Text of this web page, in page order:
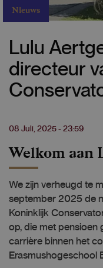
Nieuws
Lulu
directeur
08 Juli, 2025 - 23:59
Welkom aan
We zijn verheugd te
september 2025 de
Koninklijk
op, die met pensioen
carrière binnen het
Erasmushogeschool